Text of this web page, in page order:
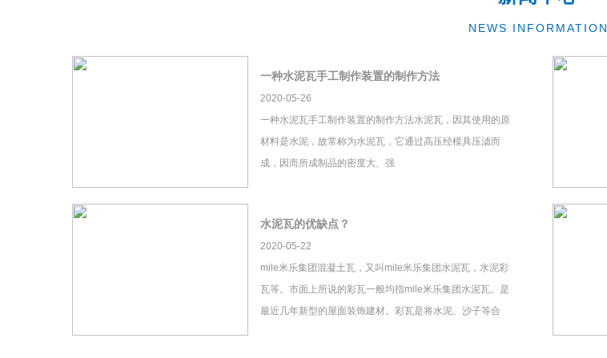
NEWS INFORMATION
一种水泥瓦手工制作装置的制作方法
2020-05-26
一种水泥瓦手工制作装置的制作方法水泥瓦，因其使用的原
材料是水泥，故常称为水泥瓦，它通过高压经模具压滤而
成，因而所成制品的密度大、强
水泥瓦的优缺点？
2020-05-22
mile米乐集团混凝土瓦，又叫mile米乐集团水泥瓦，水泥彩
瓦等。市面上所说的彩瓦一般均指mile米乐集团水泥瓦。是
最近几年新型的屋面装饰建材。彩瓦是将水泥、沙子等合